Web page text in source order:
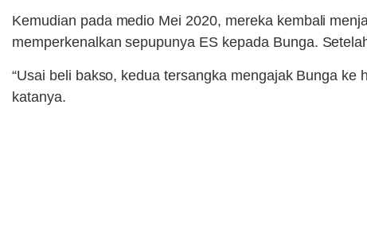
Kemudian pada medio Mei 2020, mereka kembali
memperkenalkan sepupunya ES kepada Bunga.
“Usai beli bakso, kedua tersangka mengajak Bunga
katanya.